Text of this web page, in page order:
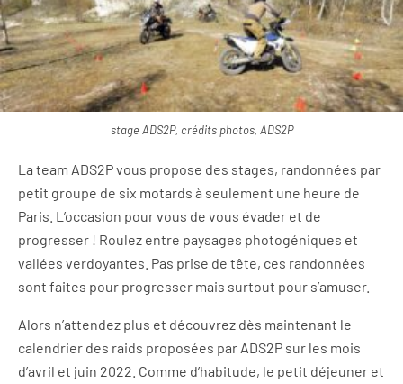
stage ADS2P, crédits photos, ADS2P
La team ADS2P vous propose des stages, randonnées par
petit groupe de six motards à seulement une heure de
Paris. L’occasion pour vous de vous évader et de
progresser ! Roulez entre paysages photogéniques et
vallées verdoyantes. Pas prise de tête, ces randonnées
sont faites pour progresser mais surtout pour s’amuser.
Alors n’attendez plus et découvrez dès maintenant le
calendrier des raids proposées par ADS2P sur les mois
d’avril et juin 2022. Comme d’habitude, le petit déjeuner et